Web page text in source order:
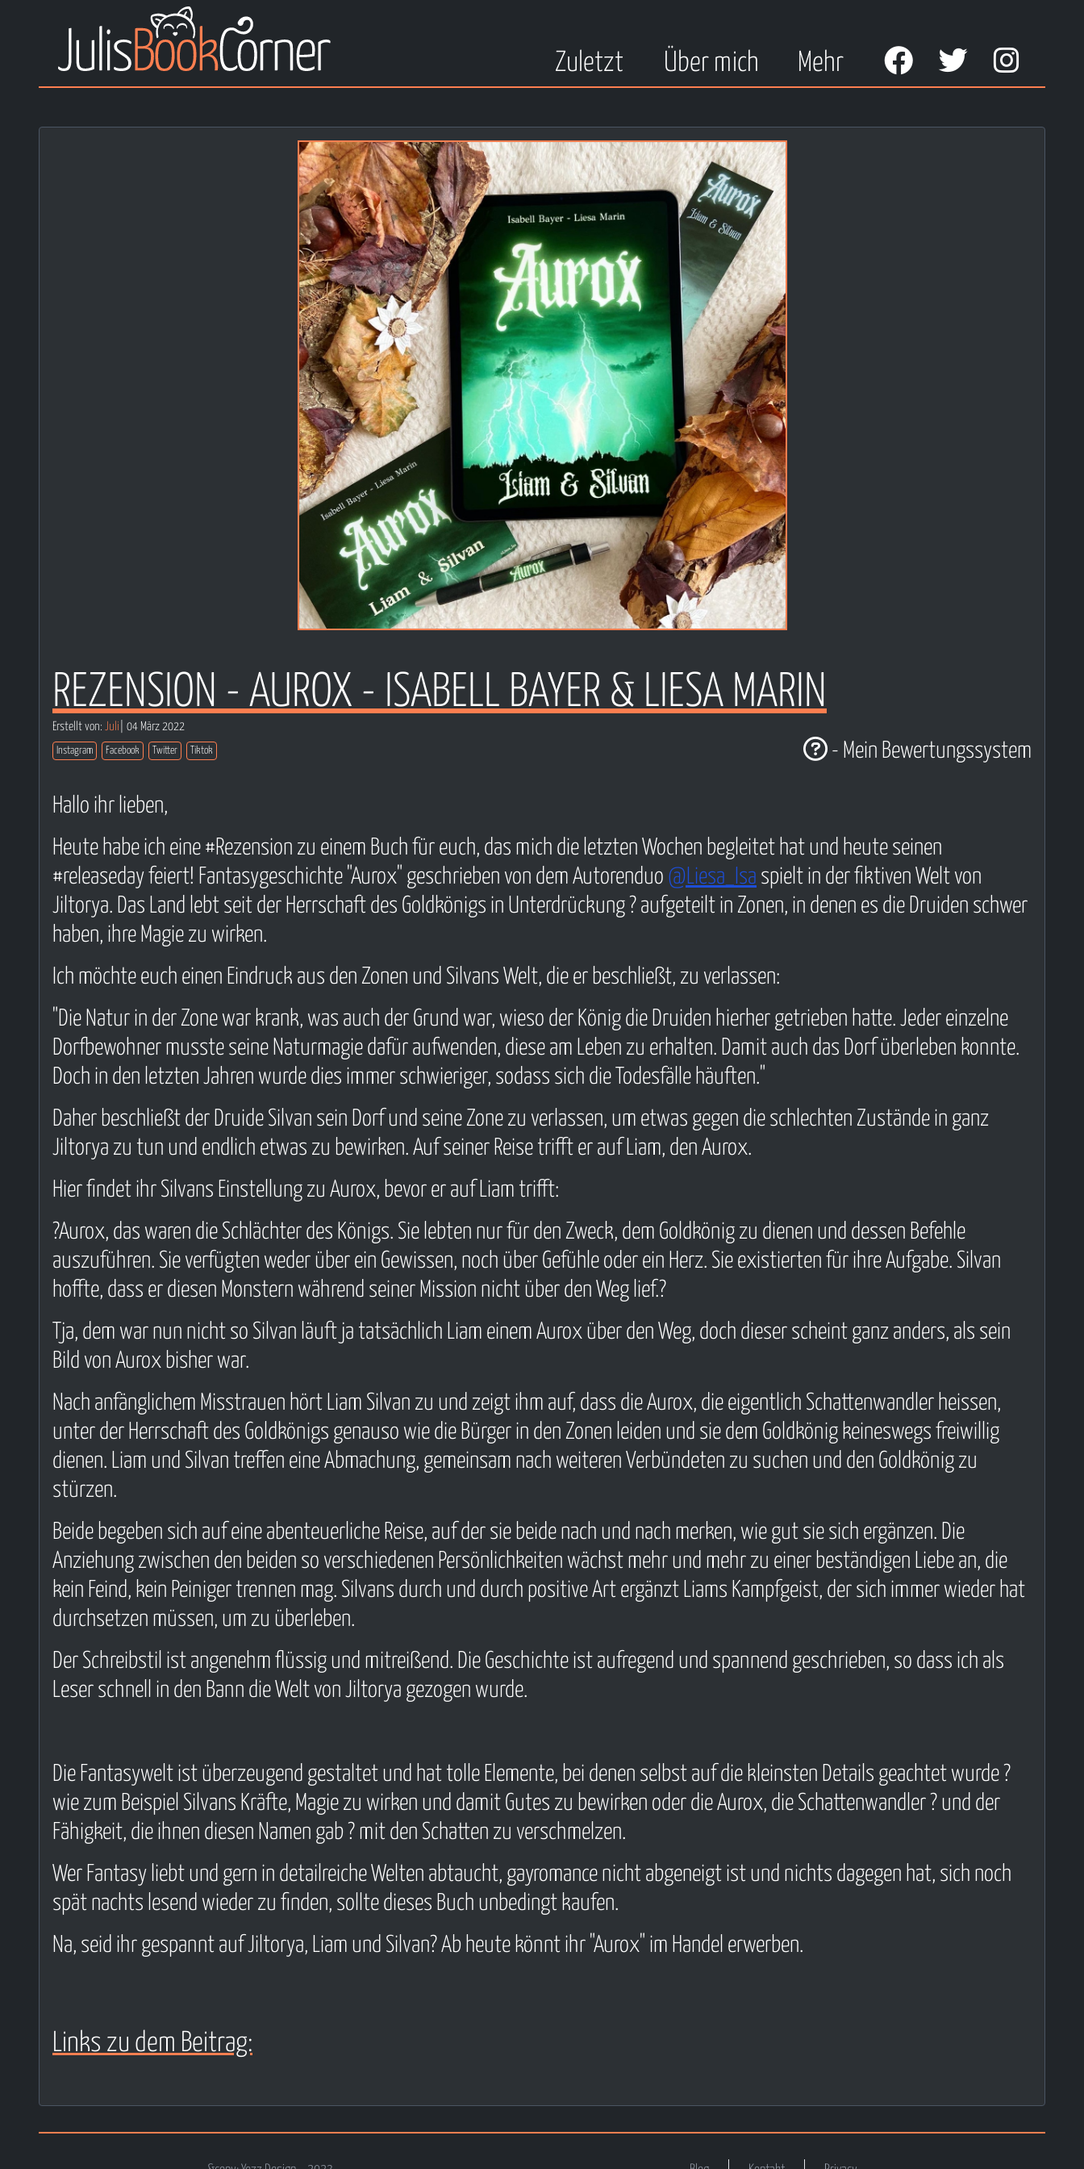
Zuletzt Über mich Mehr
REZENSION - AUROX - ISABELL BAYER & LIESA MARIN
Erstellt von: Juli | 04 März 2022
Instagram Facebook Twitter Tiktok - Mein Bewertungssystem
Hallo ihr lieben,
Heute habe ich eine #Rezension zu einem Buch für euch, das mich die letzten Wochen begleitet hat und heute seinen
#releaseday feiert! Fantasygeschichte "Aurox" geschrieben von dem Autorenduo @Liesa_Isa spielt in der fiktiven Welt von
Jiltorya. Das Land lebt seit der Herrschaft des Goldkönigs in Unterdrückung ? aufgeteilt in Zonen, in denen es die Druiden schwer
haben, ihre Magie zu wirken.
Ich möchte euch einen Eindruck aus den Zonen und Silvans Welt, die er beschließt, zu verlassen:
"Die Natur in der Zone war krank, was auch der Grund war, wieso der König die Druiden hierher getrieben hatte. Jeder einzelne
Dorfbewohner musste seine Naturmagie dafür aufwenden, diese am Leben zu erhalten. Damit auch das Dorf überleben konnte.
Doch in den letzten Jahren wurde dies immer schwieriger, sodass sich die Todesfälle häuften."
Daher beschließt der Druide Silvan sein Dorf und seine Zone zu verlassen, um etwas gegen die schlechten Zustände in ganz
Jiltorya zu tun und endlich etwas zu bewirken. Auf seiner Reise trifft er auf Liam, den Aurox.
Hier findet ihr Silvans Einstellung zu Aurox, bevor er auf Liam trifft:
?Aurox, das waren die Schlächter des Königs. Sie lebten nur für den Zweck, dem Goldkönig zu dienen und dessen Befehle
auszuführen. Sie verfügten weder über ein Gewissen, noch über Gefühle oder ein Herz. Sie existierten für ihre Aufgabe. Silvan
hoffte, dass er diesen Monstern während seiner Mission nicht über den Weg lief.?
Tja, dem war nun nicht so Silvan läuft ja tatsächlich Liam einem Aurox über den Weg, doch dieser scheint ganz anders, als sein
Bild von Aurox bisher war.
Nach anfänglichem Misstrauen hört Liam Silvan zu und zeigt ihm auf, dass die Aurox, die eigentlich Schattenwandler heissen,
unter der Herrschaft des Goldkönigs genauso wie die Bürger in den Zonen leiden und sie dem Goldkönig keineswegs freiwillig
dienen. Liam und Silvan treffen eine Abmachung, gemeinsam nach weiteren Verbündeten zu suchen und den Goldkönig zu
stürzen.
Beide begeben sich auf eine abenteuerliche Reise, auf der sie beide nach und nach merken, wie gut sie sich ergänzen. Die
Anziehung zwischen den beiden so verschiedenen Persönlichkeiten wächst mehr und mehr zu einer beständigen Liebe an, die
kein Feind, kein Peiniger trennen mag. Silvans durch und durch positive Art ergänzt Liams Kampfgeist, der sich immer wieder hat
durchsetzen müssen, um zu überleben.
Der Schreibstil ist angenehm flüssig und mitreißend. Die Geschichte ist aufregend und spannend geschrieben, so dass ich als
Leser schnell in den Bann die Welt von Jiltorya gezogen wurde.
Die Fantasywelt ist überzeugend gestaltet und hat tolle Elemente, bei denen selbst auf die kleinsten Details geachtet wurde ?
wie zum Beispiel Silvans Kräfte, Magie zu wirken und damit Gutes zu bewirken oder die Aurox, die Schattenwandler ? und der
Fähigkeit, die ihnen diesen Namen gab ? mit den Schatten zu verschmelzen.
Wer Fantasy liebt und gern in detailreiche Welten abtaucht, gayromance nicht abgeneigt ist und nichts dagegen hat, sich noch
spät nachts lesend wieder zu finden, sollte dieses Buch unbedingt kaufen.
Na, seid ihr gespannt auf Jiltorya, Liam und Silvan? Ab heute könnt ihr "Aurox" im Handel erwerben.
Links zu dem Beitrag: